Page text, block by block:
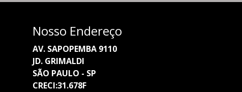
Nosso Endereço
AV. SAPOPEMBA 9110
JD. GRIMALDI
SÃO PAULO - SP
CRECI:31.678F